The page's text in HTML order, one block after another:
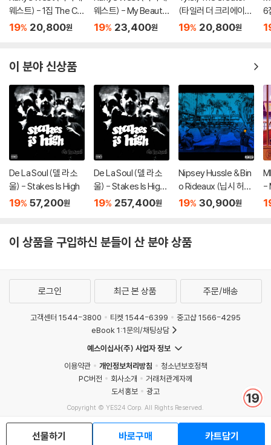
웨스트) - 1집 The Col
lege Dropout
19% 20,800원
웨스트) - My Beautif
ul Dark Twisted Fant
19% 23,400원
(타일러 더 크리에이
터) - 5집 Igor
19% 20,800원
6
이 분야 신상품
De La Soul (델 라 소
울) - Stakes Is High
19% 57,200원
De La Soul (델 라 소
울) - Stakes Is High
[컬러 4LP]
19% 257,400원
Nipsey Hussle & Bin
o Rideaux (닙시 허슬
& 비노 리도) - Prolific
19% 30,900원
-
이 상품을 구입하신 분들이 산 분야 상품
선물하기 바로구매 카트담기
로그인 최근 본 상품 주문/배송
고객센터 1544-3800 티켓 1544-6399
중고샵 1566-4295
eBook 1:1문의/채팅상담
예스이십사(주) 사업자 정보
이용약관
개인정보처리방침
청소년보호정책
PC버전
회사소개
거래처관계자께
도서홍보
광고
Copyright © YES24 Corp. All Rights Reserved.